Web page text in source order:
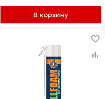
В корзину